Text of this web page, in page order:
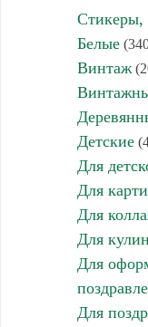
Стикеры,
Белые
Винтаж
Детские
Для
Для
Для
Для
Для
Для